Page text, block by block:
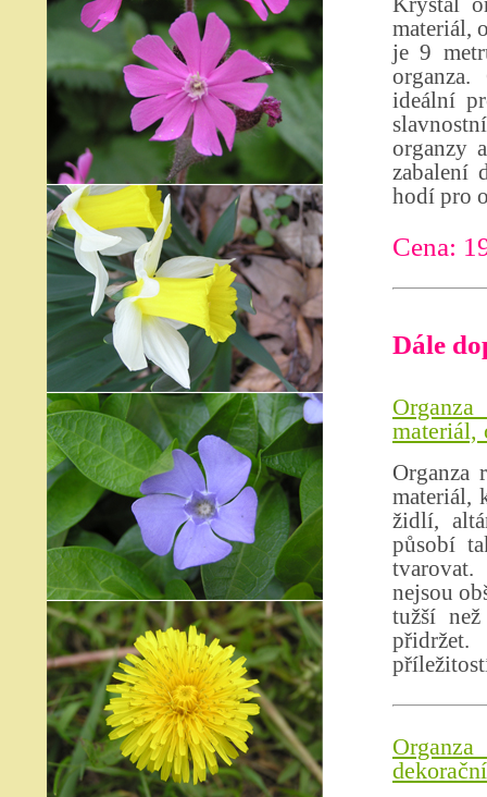
materiál,
je 9
ideální
organzy
zabalení
hodí pro
Cena:
Dále
materiál,
Organza
materiál,
židlí,
působí
nejsou
tužší